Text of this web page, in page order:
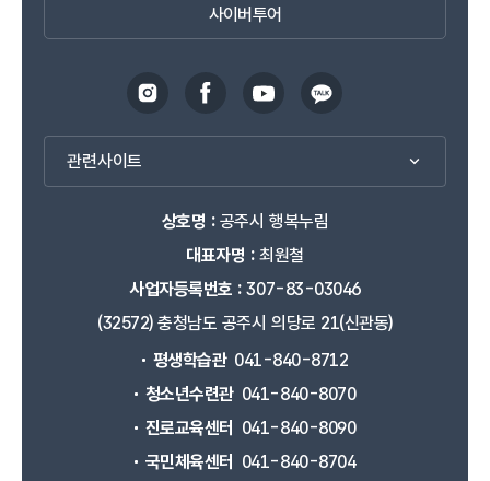
사이버투어
관련사이트
상호명 :공주시 행복누림
대표자명 :최원철
사업자등록번호 :307-83-03046
(32572) 충청남도 공주시 의당로 21(신관동)
평생학습관 041-840-8712
청소년수련관 041-840-8070
진로교육센터
041-840-8090
국민체육센터
041-840-8704